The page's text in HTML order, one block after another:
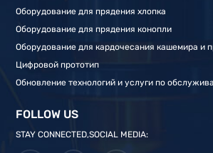
Оборудование для прядения хлопка
Оборудование для прядения конопли
Оборудование для кардочесания кашемира и
Цифровой прототип
Обновление технологий и услуги по
FOLLOW US
STAY CONNECTED,SOCIAL MEDIA: